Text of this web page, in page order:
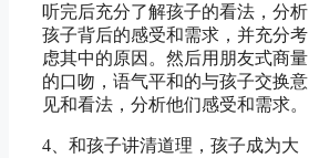
听完后充分了解孩子的看法，分析
孩子背后的感受和需求，并充分考
虑其中的原因。然后用朋友式商量
的口吻，语气平和的与孩子交换意
见和看法，分析他们感受和需求。
4、和孩子讲清道理，孩子成为大